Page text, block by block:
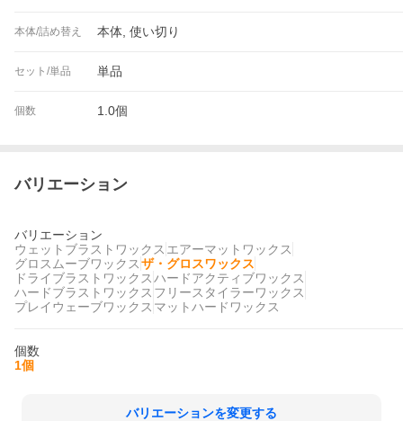
本体/詰め替え 本体, 使い切り
セット/単品 単品
個数 1.0個
バリエーション
バリエーション
ウェットブラストワックス エアーマットワックス
グロスムーブワックスザ・グロスワックス
ドライブラストワックスハードアクティブワックス
ハードブラストワックス フリースタイラーワックス
プレイウェーブワックス マットハードワックス
個数
1個
バリエーションを変更する